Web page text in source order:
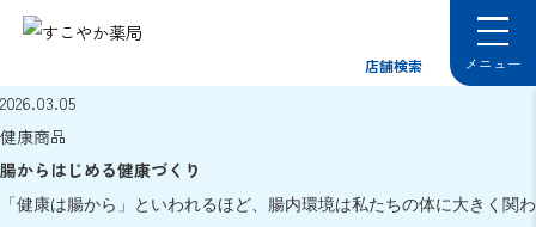
店舗検索
2026.03.05
健康商品
腸からはじめる健康づくり
「健康は腸から」といわれるほど、腸内環境は私たちの体に大きく関わ